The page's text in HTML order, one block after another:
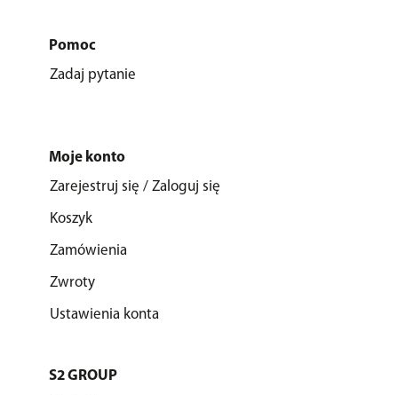
Pomoc
Zadaj pytanie
Moje konto
Zarejestruj się / Zaloguj się
Koszyk
Zamówienia
Zwroty
Ustawienia konta
S2 GROUP